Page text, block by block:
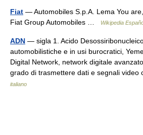
Fiat — Automobiles S.p.A. Lema You
Fiat Group Automobiles …
Wikipedia
ADN — sigla 1. Acido
automobilistiche e in usi burocratici,
Digital Network, network digitale
grado di trasmettere dati e segnali
italiano